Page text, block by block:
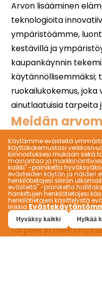
Käytämme evästeitä
käyttökokemustasi
kiinnostuksesi mukaan sekä
mainontaa ja
kaikki" -painiketta
evästeiden käytön ja näiden
henkilötietojesi siirron
evästeitä" -painiketta
hankittujen henkilötietojesi
henkilötietojesi käsittelystä
linkkiä
Hyväksy kaikki Hylkää
Meidän